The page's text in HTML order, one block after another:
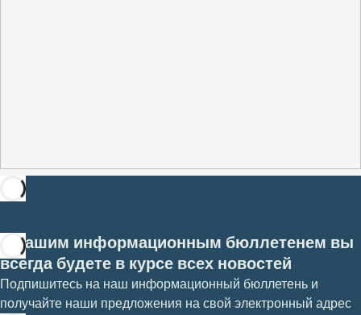
С нашим информационным бюллетенем вы
всегда будете в курсе всех новостей
Подпишитесь на наш информационный бюллетень и
получайте наши предложения на свой электронный адрес